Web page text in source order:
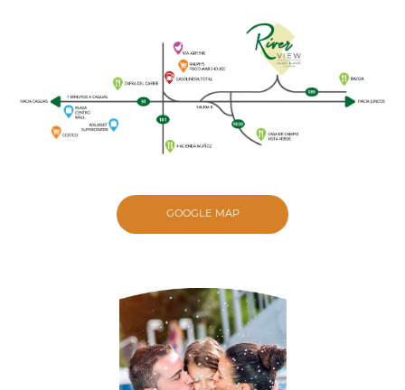
GOOGLE MAP